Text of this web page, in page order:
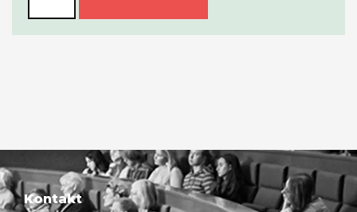
Kontakt